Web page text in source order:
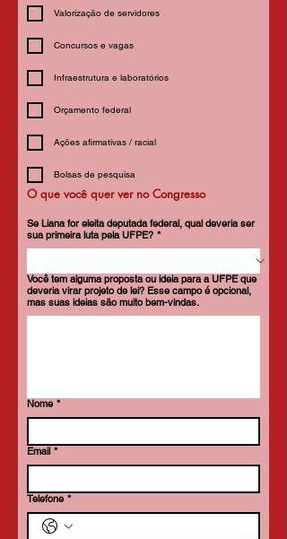
Valorização de servidores
Concursos e vagas
Infraestrutura e laboratórios
Orçamento federal
Ações afirmativas / racial
Bolsas de pesquisa
O que você quer ver no Congresso
Se Liana for eleita deputada federal, qual deveria ser
sua primeira luta pela UFPE? *
Você tem alguma proposta ou ideia para a UFPE que
deveria virar projeto de lei? Esse campo é opcional,
mas suas ideias são muito bem-vindas.
Nome *
Email *
Telefone *